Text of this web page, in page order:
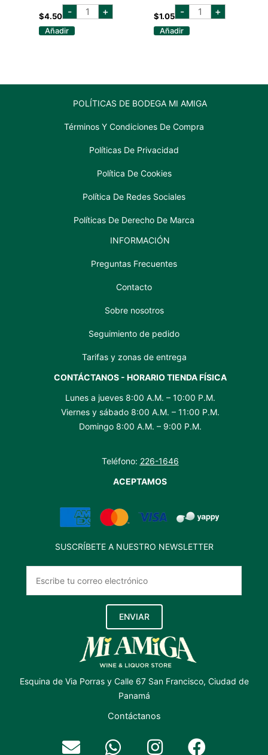
$4.50 - CHEETOS
PUFFS+
Añadir
$1.05 - DORITOS
NACHO
2.125
OZ
+
Añadir
POLÍTICAS DE BODEGA MI AMIGA
Términos Y Condiciones De Compra
Políticas De Privacidad
Política De Cookies
Política De Redes Sociales
Políticas De Derecho De Marca
INFORMACIÓN
Preguntas Frecuentes
Contacto
Sobre nosotros
Seguimiento de pedido
Tarifas y zonas de entrega
CONTÁCTANOS - HORARIO TIENDA FÍSICA
Lunes a jueves 8:00 A.M. – 10:00 P.M.
Viernes y sábado 8:00 A.M. – 11:00 P.M.
Domingo 8:00 A.M. – 9:00 P.M.
Teléfono: 226-1646
ACEPTAMOS
SUSCRÍBETE A NUESTRO NEWSLETTER
ENVIAR
Esquina de Via Porras y Calle 67 San Francisco, Ciudad de
Panamá
Contáctanos